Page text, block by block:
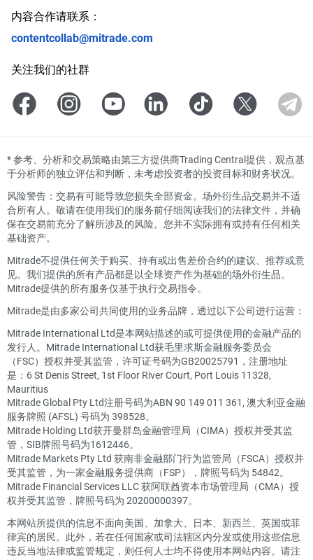
内容合作请联系：
contentcollab@mitrade.com
关注我们的社群
*参考、分析和交易策略由第三方提供商Trading Central提供，观点基
于分析师的独立评估和判断，未考虑投资者的投资目标和财务状况。
风险警告：交易有可能导致您损失全部资金。场外衍生品交易并不适
合所有人。敬请在使用我们的服务前仔细阅读我们的法律文件，并确
保在交易前充分了解所涉及的风险。您并不实际拥有或持有任何相关
基础资产。
Mitrade不提供任何关于购买、持有或出售差价合约的建议、推荐或意
见。我们提供的所有产品都是以全球资产作为基础的场外衍生品。
Mitrade提供的所有服务仅基于执行交易指令。
Mitrade是由多家公司共同使用的业务品牌，透过以下公司进行运营：
Mitrade International Ltd是本网站描述的或可提供使用的金融产品的
发行人。Mitrade International Ltd获毛里求斯金融服务委员会
（FSC）授权并受其监管，许可证号码为GB20025791，注册地址
是：6 St Denis Street, 1st Floor River Court, Port Louis 11328,
Mauritius
Mitrade Global Pty Ltd注册号码为ABN 90 149 011 361, 澳大利亚金融
服务牌照 (AFSL) 号码为 398528。
Mitrade Holding Ltd获开曼群岛金融管理局（CIMA）授权并受其监
管，SIB牌照号码为1612446。
Mitrade Markets Pty Ltd 获南非金融部门行为监管局（FSCA）授权并
受其监管，为一家金融服务提供商（FSP），牌照号码为 54842。
Mitrade Financial Services LLC 获阿联酋资本市场管理局（CMA）授
权并受其监管，牌照号码为 20200000397。
本网站所提供的信息不面向美国、加拿大、日本、新西兰、英国或菲
律宾的居民。此外，若在任何国家或司法辖区内分发或使用这些信息
违反当地法律或监管规定，则任何人士均不得使用本网站内容。请注